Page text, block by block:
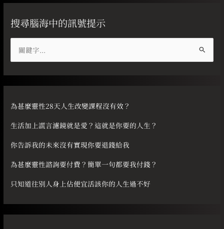
搜尋腦海中的訊號提示
尋
關
字
為甚麼靈性28天人生改變課程沒有效？
生活加上謊言濾鏡就是愛？這就是你要的人生？
你告訴我的未來沒有實現你要退錢給我
為甚麼靈性諮詢要付費？簡單一句都要我付錢？
只知道往別人身上佔便宜活該你的人生過不好